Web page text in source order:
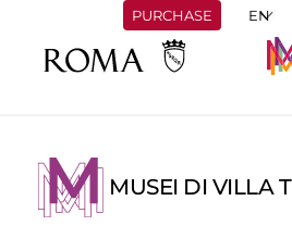
PURCHASE
MUSEI DI VILLA